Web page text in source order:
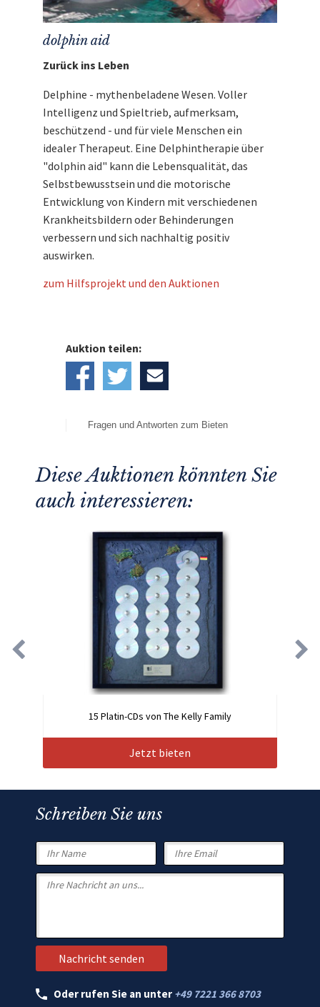
dolphin aid
Zurück ins Leben
Delphine - mythenbeladene Wesen. Voller
Intelligenz und Spieltrieb, aufmerksam,
beschützend - und für viele Menschen ein
idealer Therapeut. Eine Delphintherapie über
"dolphin aid" kann die Lebensqualität, das
Selbstbewusstsein und die motorische
Entwicklung von Kindern mit verschiedenen
Krankheitsbildern oder Behinderungen
verbessern und sich nachhaltig positiv
auswirken.
zum Hilfsprojekt und den Auktionen
Auktion teilen:
Fragen und Antworten zum Bieten
Diese Auktionen könnten Sie
auch interessieren:
15 Platin-CDs von The Kelly Family
Jetzt bieten
Schreiben Sie uns
Oder rufen Sie an unter +49 7221 366 8703